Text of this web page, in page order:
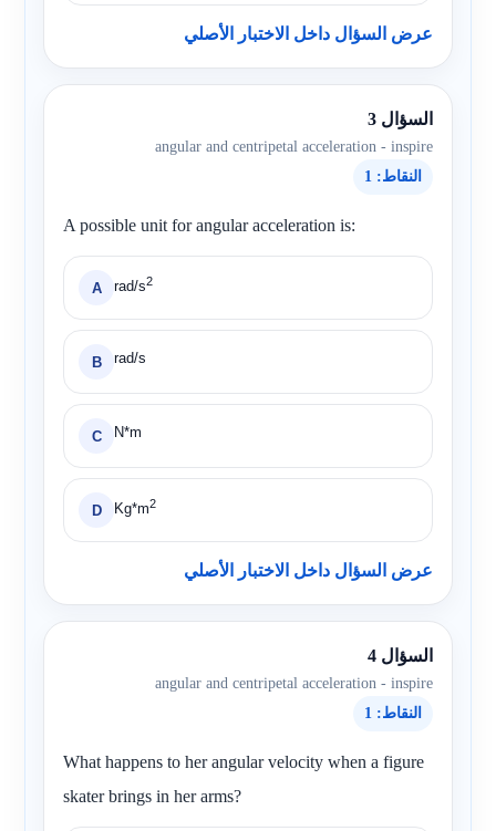
عرض السؤال داخل الاختبار الأصلي
السؤال 3
angular and centripetal acceleration - inspire
النقاط: 1
A possible unit for angular acceleration is:
A rad/s2
B rad/s
C N*m
D Kg*m2
عرض السؤال داخل الاختبار الأصلي
السؤال 4
angular and centripetal acceleration - inspire
النقاط: 1
What happens to her angular velocity when a figure
skater brings in her arms?